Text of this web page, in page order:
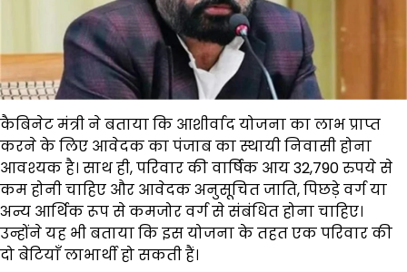
कैबिनेट मंत्री ने बताया कि आशीर्वाद योजना का लाभ प्राप्त
करने के लिए आवेदक का पंजाब का स्थायी निवासी होना
आवश्यक है। साथ ही, परिवार की वार्षिक आय 32,790 रुपये से
कम होनी चाहिए और आवेदक अनुसूचित जाति, पिछड़े वर्ग या
अन्य आर्थिक रूप से कमजोर वर्ग से संबंधित होना चाहिए।
उन्होंने यह भी बताया कि इस योजना के तहत एक परिवार की
दो बेटियाँ लाभार्थी हो सकती हैं।